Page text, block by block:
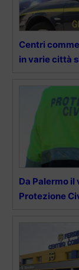
Centri
in varie città
Da Palermo
Protezione